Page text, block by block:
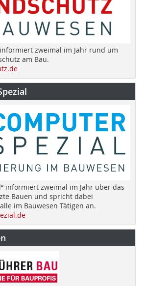
informiert zweimal im Jahr rund um
am Bau.
informiert zweimal im Jahr über das
Bauen und spricht dabei
im Bauwesen Tätigen an.